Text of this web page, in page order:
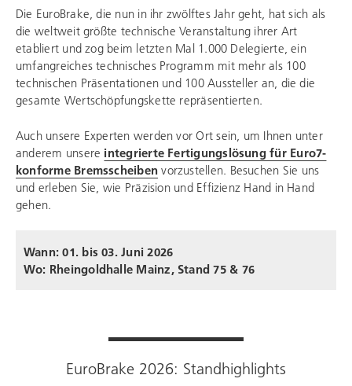
Die EuroBrake, die nun in ihr zwölftes Jahr geht, hat sich als
die weltweit größte technische Veranstaltung ihrer Art
etabliert und zog beim letzten Mal 1.000 Delegierte, ein
umfangreiches technisches Programm mit mehr als 100
technischen Präsentationen und 100 Aussteller an, die die
gesamte Wertschöpfungskette repräsentierten.
Auch unsere Experten werden vor Ort sein, um Ihnen unter
anderem unsere integrierte Fertigungslösung für Euro7-
konforme Bremsscheiben vorzustellen. Besuchen Sie uns
und erleben Sie, wie Präzision und Effizienz Hand in Hand
gehen.
Wann: 01. bis 03. Juni 2026
Wo: Rheingoldhalle Mainz, Stand 75 & 76
EuroBrake 2026: Standhighlights